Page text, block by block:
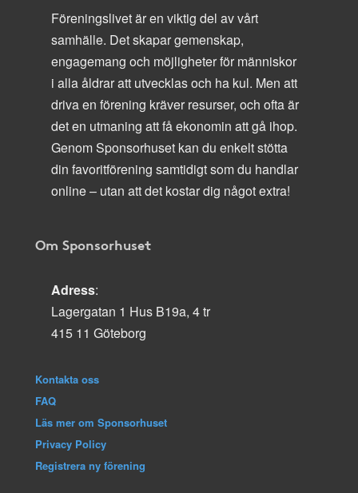
Föreningslivet är en viktig del av vårt
samhälle. Det skapar gemenskap,
engagemang och möjligheter för människor
i alla åldrar att utvecklas och ha kul. Men att
driva en förening kräver resurser, och ofta är
det en utmaning att få ekonomin att gå ihop.
Genom Sponsorhuset kan du enkelt stötta
din favoritförening samtidigt som du handlar
online – utan att det kostar dig något extra!
Om Sponsorhuset
Adress:
Lagergatan 1 Hus B19a, 4 tr
415 11 Göteborg
Kontakta oss
FAQ
Läs mer om Sponsorhuset
Privacy Policy
Registrera ny förening